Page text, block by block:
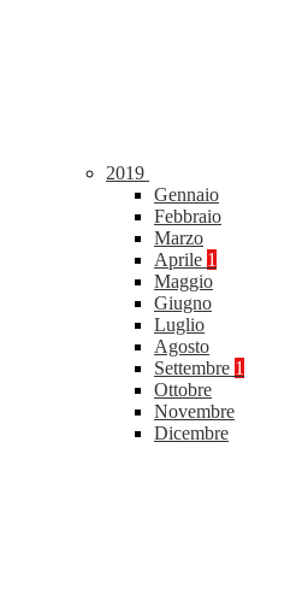
2019
Gennaio
Febbraio
Marzo
Aprile 1
Maggio
Giugno
Luglio
Agosto
Settembre 1
Ottobre
Novembre
Dicembre